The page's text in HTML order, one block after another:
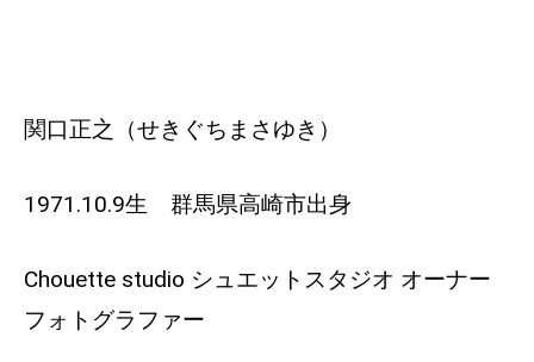
関口正之（せきぐちまさゆき）
1971.10.9生 群馬県高崎市出身
Chouette studio シュエットスタジオ オーナー
フォトグラファー